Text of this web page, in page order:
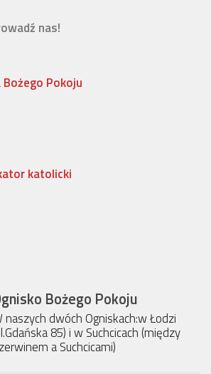
nas!
Bożego Pokoju
katolicki
Bożego Pokoju
naszych dwóch Ogniskach:w Łodzi
85) i w Suchcicach (między
a Suchcicami)